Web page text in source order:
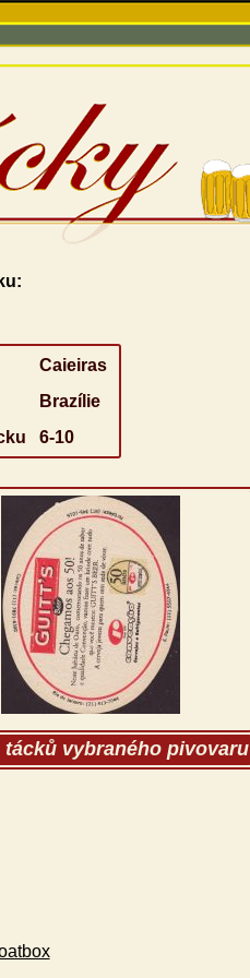
Caieiras
Brazílie
6-10
vybraného pivovaru